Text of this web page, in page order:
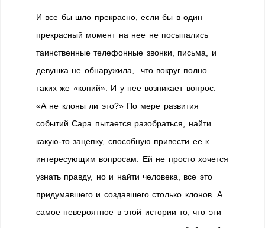
И все бы шло прекрасно, если бы в один
прекрасный момент на нее не посыпались
таинственные телефонные звонки, письма, и
девушка не обнаружила, что вокруг полно
таких же «копий». И у нее возникает вопрос:
«А не клоны ли это?» По мере развития
событий Сара пытается разобраться, найти
какую-то зацепку, способную привести ее к
интересующим вопросам. Ей не просто хочется
узнать правду, но и найти человека, все это
придумавшего и создавшего столько клонов. А
самое невероятное в этой истории то, что эти